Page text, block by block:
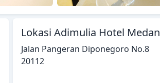
Lokasi Adimulia Hotel Medan
Jalan Pangeran Diponegoro No.8
20112